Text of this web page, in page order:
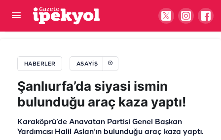
HABERLER ASAYIŞ
Şanlıurfa’da siyasi ismin
bulunduğu araç kaza yaptı!
Karaköprü’de Anavatan Partisi Genel Başkan
Yardımcısı Halil Aslan'ın bulunduğu araç kaza yaptı.
Şanlıurfalı genç Ankara’da iş kazasında hayatını